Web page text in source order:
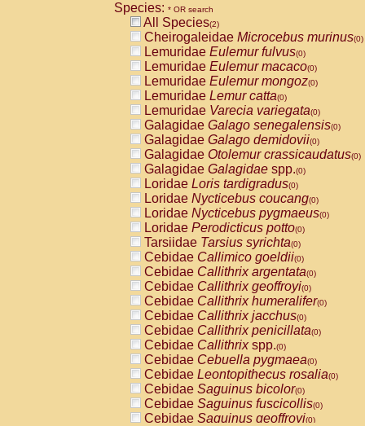
Species: * OR search
All Species(2)
Cheirogaleidae Microcebus murinus(0)
Lemuridae Eulemur fulvus(0)
Lemuridae Eulemur macaco(0)
Lemuridae Eulemur mongoz(0)
Lemuridae Lemur catta(0)
Lemuridae Varecia variegata(0)
Galagidae Galago senegalensis(0)
Galagidae Galago demidovii(0)
Galagidae Otolemur crassicaudatus(0)
Galagidae Galagidae spp.(0)
Loridae Loris tardigradus(0)
Loridae Nycticebus coucang(0)
Loridae Nycticebus pygmaeus(0)
Loridae Perodicticus potto(0)
Tarsiidae Tarsius syrichta(0)
Cebidae Callimico goeldii(0)
Cebidae Callithrix argentata(0)
Cebidae Callithrix geoffroyi(0)
Cebidae Callithrix humeralifer(0)
Cebidae Callithrix jacchus(0)
Cebidae Callithrix penicillata(0)
Cebidae Callithrixspp.(0)
Cebidae Cebuella pygmaea(0)
Cebidae Leontopithecus rosalia(0)
Cebidae Saguinus bicolor(0)
Cebidae Saguinus fuscicollis(0)
Cebidae Saguinus geoffroyi(0)